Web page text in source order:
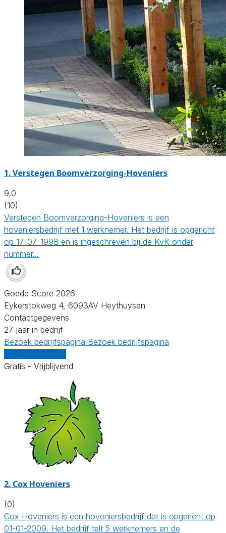
1.Verstegen Boomverzorging-Hoveniers
9.0
(10)
Verstegen Boomverzorging-Hoveniers is een
hoveniersbedrijf met 1 werknemer. Het bedrijf is opgericht
op 17-07-1998 en is ingeschreven bij de KvK onder
nummer…
Goede Score 2026
Eykerstokweg 4, 6093AV Heythuysen
Contactgegevens
27 jaar in bedrijf
Bezoek bedrijfspagina Bezoek bedrijfspagina
Gratis - Vrijblijvend
2. Cox Hoveniers
(0)
Cox Hoveniers is een hoveniersbedrijf dat is opgericht op
01-01-2009. Het bedrijf telt 5 werknemers en de